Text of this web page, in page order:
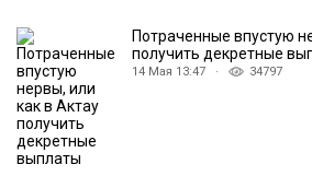
Потраченные впустую
получить декретные
14 Мая 13:47 · 34797